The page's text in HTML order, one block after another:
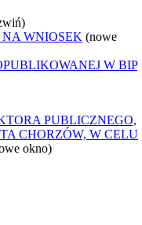
WNIOSEK (nowe
W BIP
PUBLICZNEGO,
CHORZÓW, W CELU
okno)